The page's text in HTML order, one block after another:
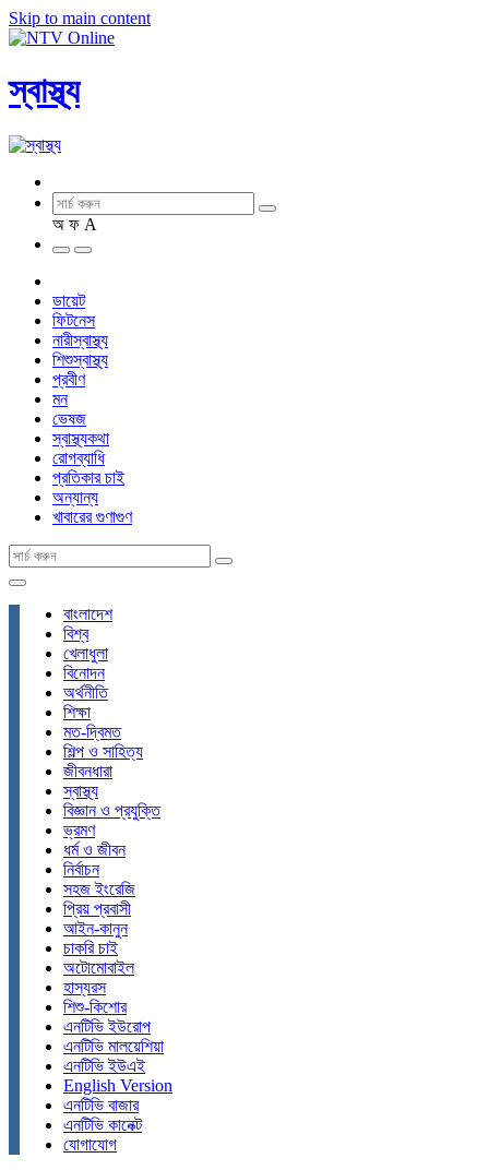
Skip to main content
স্বাস্থ্য
অ ফ A
ডায়েট
ফিটনেস
নারীস্বাস্থ্য
শিশুস্বাস্থ্য
প্রবীণ
মন
ভেষজ
স্বাস্থ্যকথা
রোগব্যাধি
প্রতিকার চাই
অন্যান্য
খাবারের গুণাগুণ
বাংলাদেশ
বিশ্ব
খেলাধুলা
বিনোদন
অর্থনীতি
শিক্ষা
মত-দ্বিমত
শিল্প ও সাহিত্য
জীবনধারা
স্বাস্থ্য
বিজ্ঞান ও প্রযুক্তি
ভ্রমণ
ধর্ম ও জীবন
নির্বাচন
সহজ ইংরেজি
প্রিয় প্রবাসী
আইন-কানুন
চাকরি চাই
অটোমোবাইল
হাস্যরস
শিশু-কিশোর
এনটিভি ইউরোপ
এনটিভি মালয়েশিয়া
এনটিভি ইউএই
English Version
এনটিভি বাজার
এনটিভি কানেক্ট
যোগাযোগ